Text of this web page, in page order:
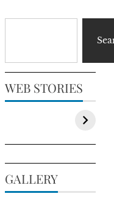
WEB STORIES
GALLERY